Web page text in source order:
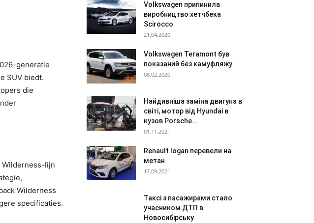
generatie
SUV biedt.
die
Wilderness-lijn
Wilderness
specificaties.
Volkswagen припинила
виробництво хетчбека
Scirocco
21.04.2020
Volkswagen Teramont був
показаний без камуфляжу
08.02.2020
Найдивніша заміна двигуна в
світі, мотор від Hyundai в
кузов Porsche...
01.11.2021
Renault logan перевели на
метан
17.09.2021
Таксі з пасажирами стало
учасником ДТП в
Новосибірську